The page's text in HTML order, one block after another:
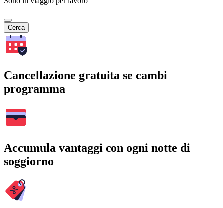
Cerca
Cancellazione gratuita se cambi
programma
Accumula vantaggi con ogni notte di
soggiorno